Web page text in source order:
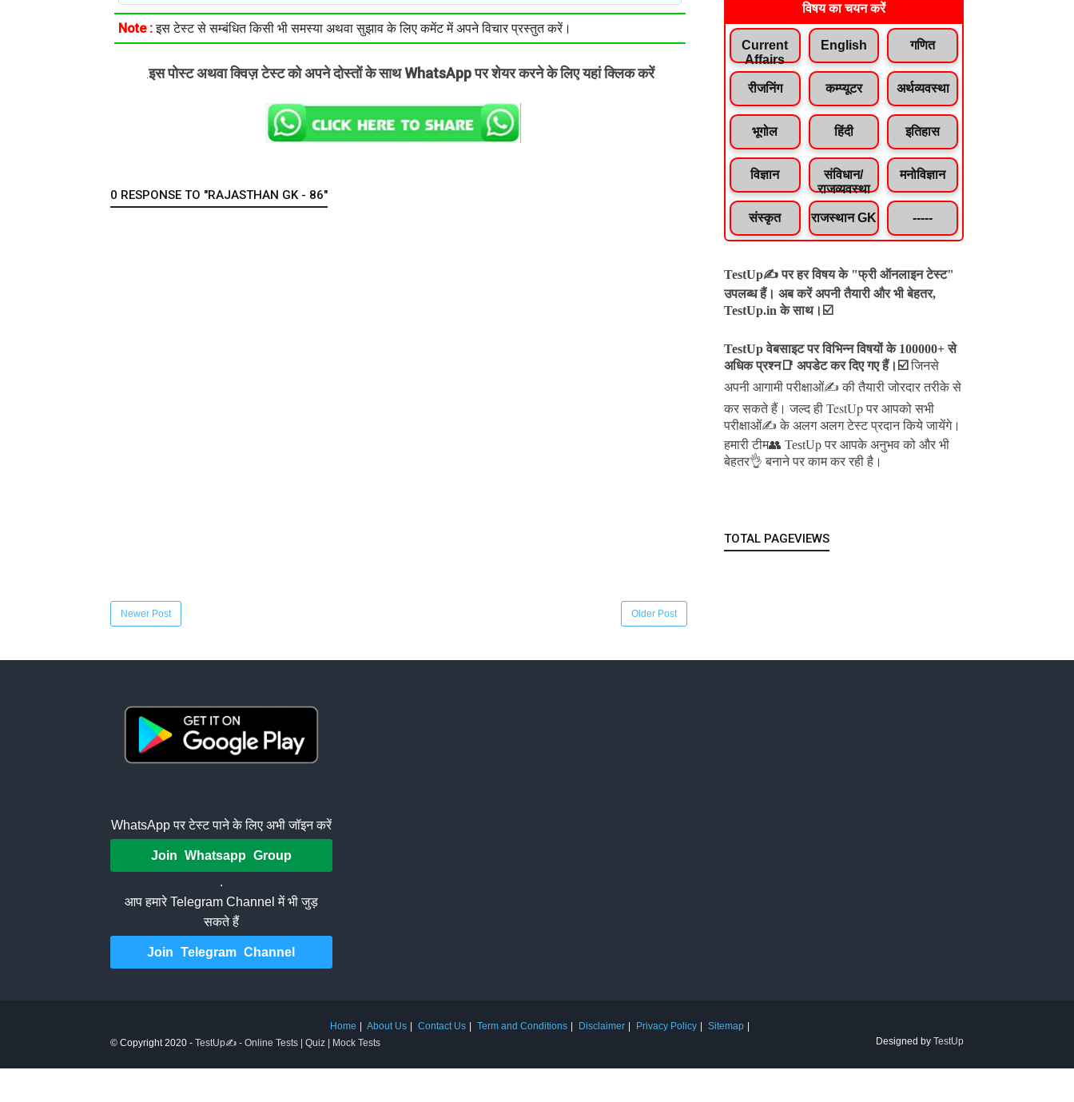
Note :इस टेस्ट से सम्बंधित किसी भी समस्या अथवा सुझाव के लिए कमेंट में अपने विचार प्रस्तुत करें।
.इस पोस्ट अथवा क्विज़ टेस्ट को अपने दोस्तों के साथ WhatsApp पर शेयर करने के लिए यहां क्लिक करें
0 RESPONSE TO "RAJASTHAN GK - 86"
Newer Post Older Post
विषय का चयन करें
Current
Affairs
English गणित
रीजनिंग कम्प्यूटर अर्थव्यवस्था
भूगोल हिंदी इतिहास
विज्ञान
संविधान/
राजव्यवस्था
मनोविज्ञान
संस्कृत राजस्थान GK -----
TestUp✍️ पर हर विषय के "फ्री ऑनलाइन टेस्ट"
उपलब्ध हैं। अब करें अपनी तैयारी और भी बेहतर,
TestUp.in के साथ।☑️
TestUp वेबसाइट पर विभिन्न विषयों के 100000+ से
अधिक प्रश्न📑 अपडेट कर दिए गए हैं। ☑️ जिनसे
अपनी आगामी परीक्षाओं✍️ की तैयारी जोरदार तरीके से
कर सकते हैं।जल्द ही TestUp पर आपको सभी
परीक्षाओं✍️ के अलग अलग टेस्ट प्रदान किये जायेंगे।
हमारी टीम👥 TestUp पर आपके अनुभव को और भी
बेहतर👌 बनाने पर काम कर रही है।
TOTAL PAGEVIEWS
WhatsApp पर टेस्ट पाने के लिए अभी जॉइन करें
Join Whatsapp Group
.
आप हमारे Telegram Channel में भी जुड़
सकते हैं
Join Telegram Channel
Home About Us Contact Us Term and Conditions Disclaimer Privacy Policy
Sitemap
© Copyright 2020 - TestUp✍️ - Online Tests | Quiz | Mock Tests Designed by TestUp